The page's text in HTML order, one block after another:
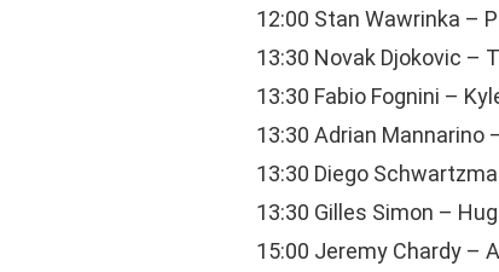
12:00 Stan Wawrinka –
13:30 Novak Djokovic –
13:30 Fabio Fognini –
13:30 Adrian Mannarino
13:30 Diego
13:30 Gilles Simon –
15:00 Jeremy Chardy –